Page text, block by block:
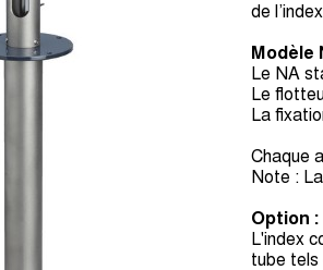
de
Modèle
Le NA
Le
La
Chaque
Note :
Option
L'index
tube tels